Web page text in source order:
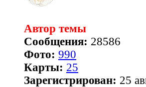
Автор темы
Сообщения: 28586
Фото: 990
Карты: 25
Зарегистрирован: 25